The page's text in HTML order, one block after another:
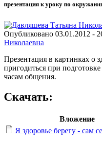
презентация к уроку по
Опубликовано 03.01.2012 -
Николаевна
Презентация в картинках о
пригодиться при
часам общения.
Скачать:
Вложение
Я здоровье берегу - сам